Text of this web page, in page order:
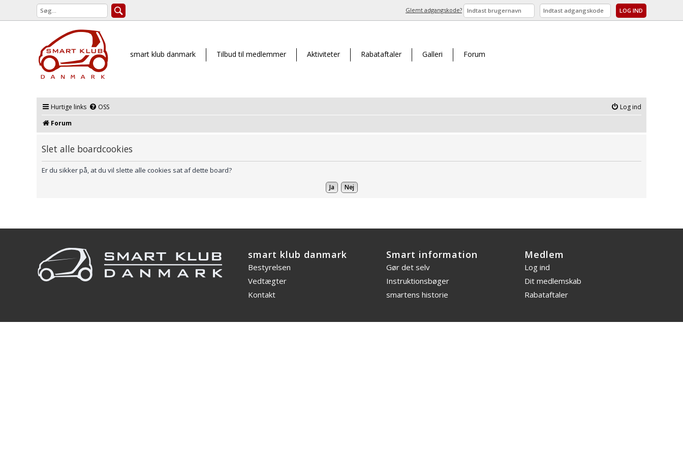
Glemt adgangskode?
smart klub danmark Tilbud til medlemmer Aktiviteter Rabataftaler Galleri Forum
Hurtige links OSS
Log ind
Forum
Slet alle boardcookies
Er du sikker på, at du vil slette alle cookies sat af dette board?
smart klub danmark
Bestyrelsen
Vedtægter
Kontakt
Smart information
Gør det selv
Instruktionsbøger
smartens historie
Medlem
Log ind
Dit medlemskab
Rabataftaler